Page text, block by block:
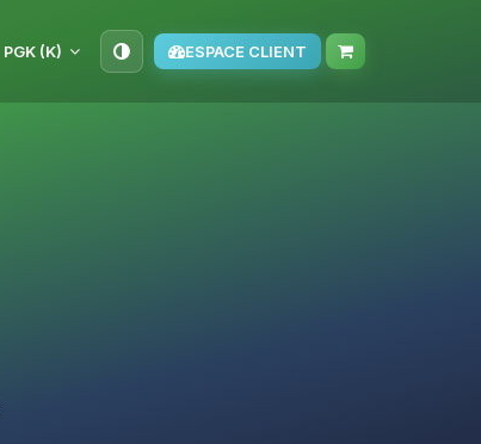
PGK (K) ESPACE CLIENT